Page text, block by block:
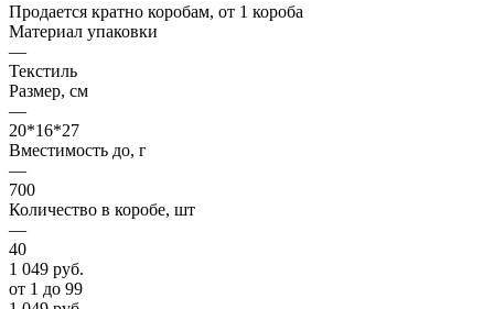
Продается кратно коробам, от 1 короба
Материал упаковки
—
Текстиль
Размер, см
—
20*16*27
Вместимость до, г
—
700
Количество в коробе, шт
—
40
1 049 руб.
от 1 до 99